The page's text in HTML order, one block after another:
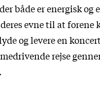
både er energisk og
evne til at forene
og levere en
rejse